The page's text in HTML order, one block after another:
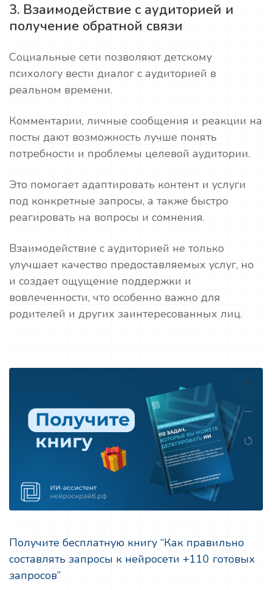
3. Взаимодействие с аудиторией и
получение обратной связи
Социальные сети позволяют детскому
психологу вести диалог с аудиторией в
реальном времени.
Комментарии, личные сообщения и реакции на
посты дают возможность лучше понять
потребности и проблемы целевой аудитории.
Это помогает адаптировать контент и услуги
под конкретные запросы, а также быстро
реагировать на вопросы и сомнения.
Взаимодействие с аудиторией не только
улучшает качество предоставляемых услуг, но
и создает ощущение поддержки и
вовлеченности, что особенно важно для
родителей и других заинтересованных лиц.
Получите бесплатную книгу “Как правильно
составлять запросы к нейросети +110 готовых
запросов”